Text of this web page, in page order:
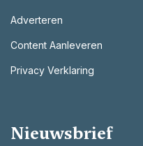
Adverteren
Content Aanleveren
Privacy Verklaring
Nieuwsbrief